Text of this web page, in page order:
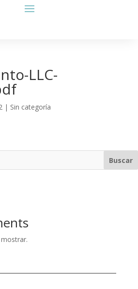
LLC-
| Sin categoría
Buscar